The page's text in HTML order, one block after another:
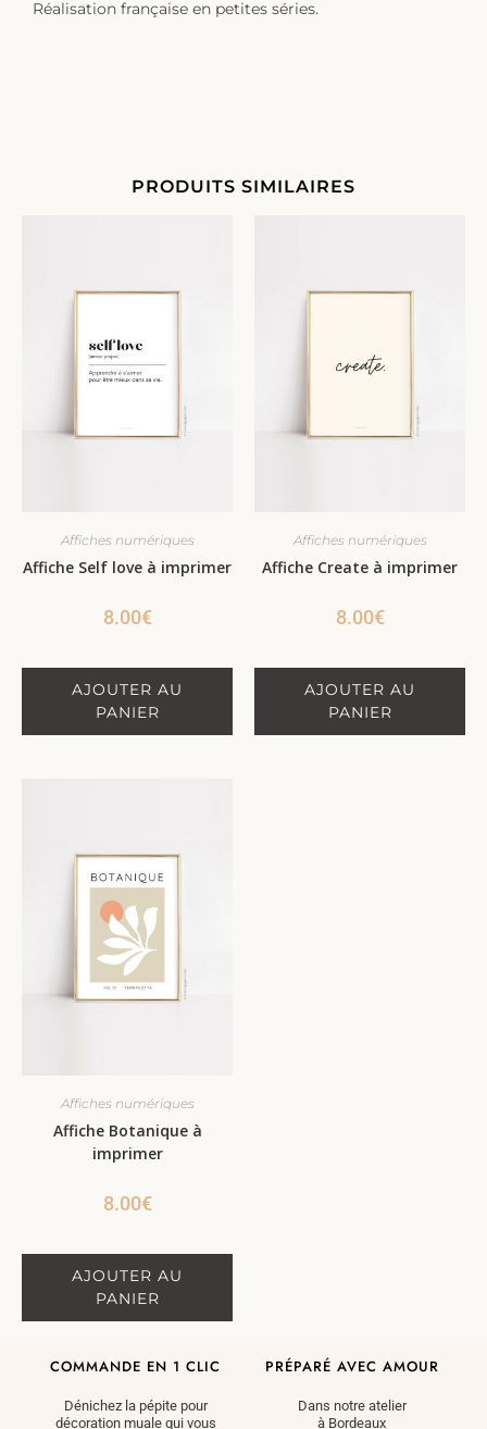
Réalisation française en petites séries.
PRODUITS SIMILAIRES
Affiches numériques
Affiche Self love à imprimer
8.00€
AJOUTER AU
PANIER
Affiches numériques
Affiche Create à imprimer
8.00€
AJOUTER AU
PANIER
Affiches numériques
Affiche Botanique à
imprimer
8.00€
AJOUTER AU
PANIER
COMMANDE EN 1 CLIC
Dénichez la pépite pour
décoration muale qui vous
PRÉPARÉ AVEC AMOUR
Dans notre atelier
à Bordeaux